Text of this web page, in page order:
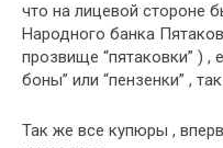
что на лицевой стороне
Народного банка
прозвище “пятаковки” ) ,
боны” или “пензенки” ,
Так же все купюры ,